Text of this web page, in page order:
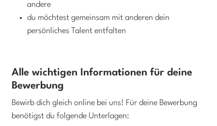
andere
du möchtest gemeinsam mit anderen dein
persönliches Talent entfalten
Alle wichtigen Informationen für deine
Bewerbung
Bewirb dich gleich online bei uns! Für deine Bewerbung
benötigst du folgende Unterlagen: